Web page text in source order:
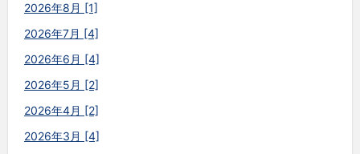
2026年8月 [1]
2026年7月 [4]
2026年6月 [4]
2026年5月 [2]
2026年4月 [2]
2026年3月 [4]